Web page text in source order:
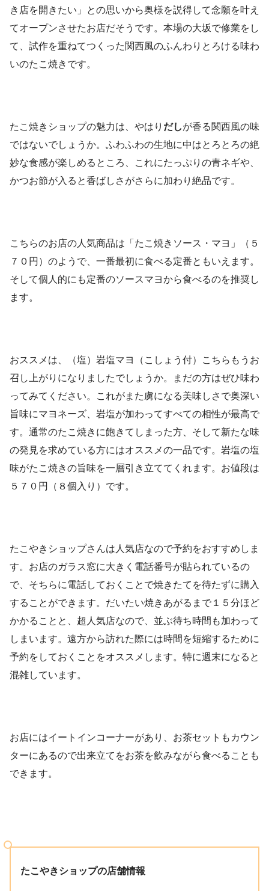
き店を開きたい」との思いから奥様を説得して念願を叶え
てオープンさせたお店だそうです。本場の大坂で修業をし
て、試作を重ねてつくった関西風のふんわりとろける味わ
いのたこ焼きです。
たこ焼きショップの魅力は、やはり だしが香る関西風の味
ではないでしょうか。ふわふわの生地に中はとろとろの絶
妙な食感が楽しめるところ、これにたっぷりの青ネギや、
かつお節が入ると香ばしさがさらに加わり絶品です。
こちらのお店の人気商品は「たこ焼きソース・マヨ」（５
７０円）のようで、一番最初に食べる定番ともいえます。
そして個人的にも定番のソースマヨから食べるのを推奨し
ます。
おススメは、（塩）岩塩マヨ（こしょう付）こちらもうお
召し上がりになりましたでしょうか。まだの方はぜひ味わ
ってみてください。これがまた虜になる美味しさで奥深い
旨味にマヨネーズ、岩塩が加わってすべての相性が最高で
す。通常のたこ焼きに飽きてしまった方、そして新たな味
の発見を求めている方にはオススメの一品です。岩塩の塩
味がたこ焼きの旨味を一層引き立ててくれます。お値段は
５７０円（８個入り）です。
たこやきショップさんは人気店なので予約をおすすめしま
す。お店のガラス窓に大きく電話番号が貼られているの
で、そちらに電話しておくことで焼きたてを待たずに購入
することができます。だいたい焼きあがるまで１５分ほど
かかることと、超人気店なので、並ぶ待ち時間も加わって
しまいます。遠方から訪れた際には時間を短縮するために
予約をしておくことをオススメします。特に週末になると
混雑しています。
お店にはイートインコーナーがあり、お茶セットもカウン
ターにあるので出来立てをお茶を飲みながら食べることも
できます。
たこやきショップの店舗情報